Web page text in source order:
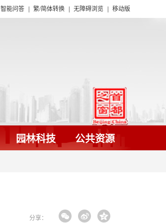
智能问答 繁/简体转换 无障碍浏览 移动版
园林科技 公共资源
分享：